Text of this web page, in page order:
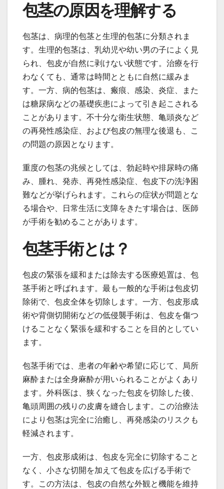
包茎の原因を理解する
包茎は、病理的包茎と生理的包茎に分類されま
す。生理的包茎は、乳幼児や幼い男の子によく見
られ、包皮が自然に剥けない状態です。治療を行
わなくても、通常は時間とともに自然に緩みま
す。一方、病的包茎は、瘢痕、感染、炎症、また
は糖尿病などの基礎疾患によって引き起こされる
ことがあります。不十分な衛生状態、亀頭炎など
の再発性感染症、および包皮の無理な後退も、こ
の問題の原因となります。
重度の包茎の兆候としては、勃起時や排尿時の痛
み、腫れ、発赤、再発性感染症、包皮下の洗浄困
難などが挙げられます。これらの症状が問題とな
る場合や、日常生活に支障をきたす場合は、医師
が手術を勧めることがあります。
包茎手術とは？
包皮の緊張を緩和または除去する医療処置は、包
茎手術と呼ばれます。最も一般的な手術は包皮切
除術で、包皮全体を切除します。一方、包皮形成
術や背側切開術などの低侵襲手術は、包皮を傷つ
けることなく緊張を緩和することを目的としてい
ます。
包茎手術では、患者の年齢や希望に応じて、局所
麻酔または全身麻酔が用いられることがよくあり
ます。外科医は、狭くなった包皮を切除した後、
亀頭周囲の残りの皮膚を縫合します。この治療法
により包茎は完全に治癒し、再発感染のリスクも
軽減されます。
一方、包皮形成術は、包皮を完全に切除すること
なく、小さな切開を加えて包皮を広げる手術で
す。この方法は、包皮の自然な外観と機能を維持